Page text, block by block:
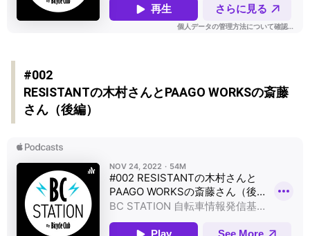
#002
RESISTANTの木村さんとPAAGO WORKSの斎藤
さん（後編）